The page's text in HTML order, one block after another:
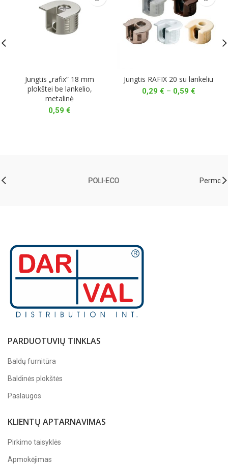
Jungtis „rafix” 18 mm
plokštei be lankelio,
metalinė
0,59 €
Jungtis RAFIX 20 su lankeliu
0,29 € – 0,59 €Price
Permo
PARDUOTUVIŲ TINKLAS
Baldų furnitūra
Baldinės plokštės
Paslaugos
KLIENTŲ APTARNAVIMAS
Pirkimo taisyklės
Apmokėjimas